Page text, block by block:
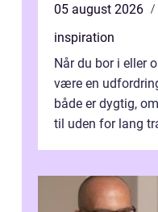
05 august 2026
inspiration
Når du bor i eller
være en
både er dygtig,
til uden for lang